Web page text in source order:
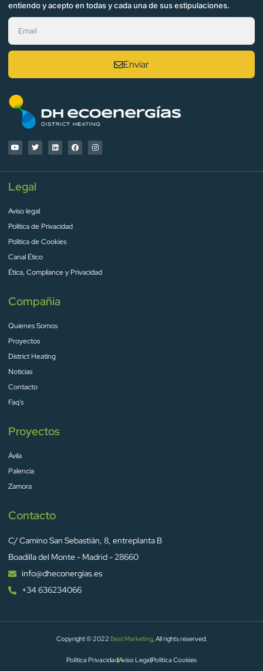
entiendo y acepto en todas y cada una de sus estipulaciones.
Enviar
Legal
Aviso legal
Politica de Privacidad
Politica de Cookies
Canal Ético
Ética, Compliance y Privacidad
Compañia
Quienes Somos
Proyectos
District Heating
Noticias
Contacto
Faq's
Proyectos
Ávila
Palencia
Zamora
Contacto
C/ Camino San Sebastián, 8, entreplanta B
Boadilla del Monte - Madrid - 28660
info@dheconergias.es
+34 636234066
Copyright © 2022 Best Marketing, All rights reserved.
Política PrivacidadAviso LegalPolítica Cookies